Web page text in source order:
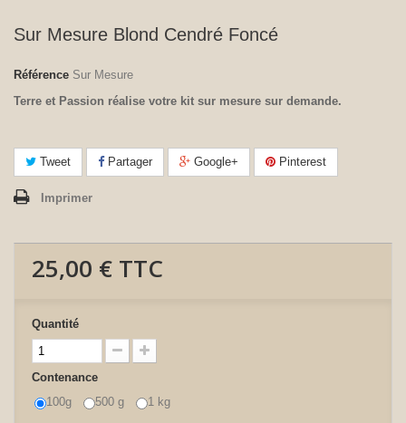
Sur Mesure Blond Cendré Foncé
Référence Sur Mesure
Terre et Passion réalise votre kit sur mesure sur demande.
Tweet Partager Google+ Pinterest
Imprimer
25,00 € TTC
Quantité
Contenance
100g
500 g 1 kg